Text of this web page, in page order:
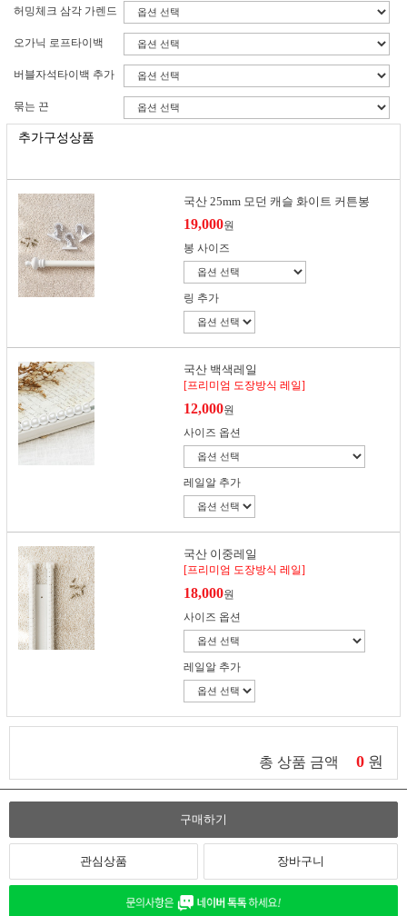
허밍체크 삼각 가렌드
오가닉 로프타이백
버블자석타이백 추가
묶는 끈
추가구성상품
국산 25mm 모던 캐슬 화이트 커튼봉
19,000원
봉 사이즈
링 추가
국산 백색레일
[프리미엄 도장방식 레일]
12,000원
사이즈 옵션
레일알 추가
국산 이중레일
[프리미엄 도장방식 레일]
18,000원
사이즈 옵션
레일알 추가
총 상품 금액 0 원
구매하기
관심상품 장바구니